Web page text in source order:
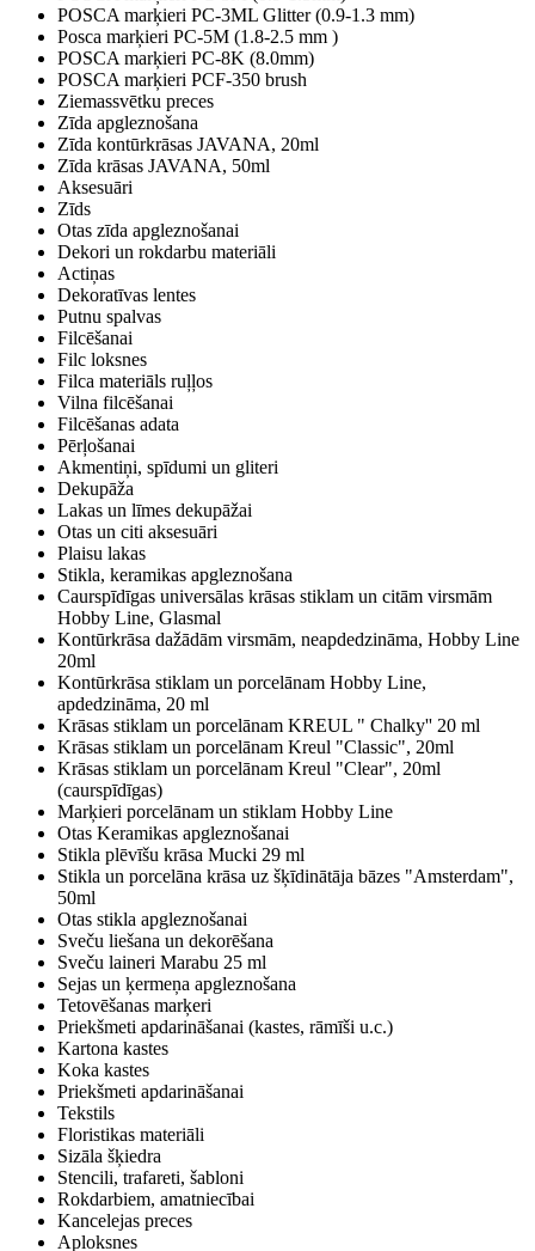
POSCA marķieri PC-3ML Glitter (0.9-1.3 mm)
Posca marķieri PC-5M (1.8-2.5 mm )
POSCA marķieri PC-8K (8.0mm)
POSCA marķieri PCF-350 brush
Ziemassvētku preces
Zīda apgleznošana
Zīda kontūrkrāsas JAVANA, 20ml
Zīda krāsas JAVANA, 50ml
Aksesuāri
Zīds
Otas zīda apgleznošanai
Dekori un rokdarbu materiāli
Actiņas
Dekoratīvas lentes
Putnu spalvas
Filcēšanai
Filc loksnes
Filca materiāls ruļļos
Vilna filcēšanai
Filcēšanas adata
Pērļošanai
Akmentiņi, spīdumi un gliteri
Dekupāža
Lakas un līmes dekupāžai
Otas un citi aksesuāri
Plaisu lakas
Stikla, keramikas apgleznošana
Caurspīdīgas universālas krāsas stiklam un citām virsmām
Hobby Line, Glasmal
Kontūrkrāsa dažādām virsmām, neapdedzināma, Hobby Line
20ml
Kontūrkrāsa stiklam un porcelānam Hobby Line,
apdedzināma, 20 ml
Krāsas stiklam un porcelānam KREUL " Chalky'' 20 ml
Krāsas stiklam un porcelānam Kreul "Classic", 20ml
Krāsas stiklam un porcelānam Kreul "Clear", 20ml
(caurspīdīgas)
Marķieri porcelānam un stiklam Hobby Line
Otas Keramikas apgleznošanai
Stikla plēvīšu krāsa Mucki 29 ml
Stikla un porcelāna krāsa uz šķīdinātāja bāzes "Amsterdam",
50ml
Otas stikla apgleznošanai
Sveču liešana un dekorēšana
Sveču laineri Marabu 25 ml
Sejas un ķermeņa apgleznošana
Tetovēšanas marķeri
Priekšmeti apdarināšanai (kastes, rāmīši u.c.)
Kartona kastes
Koka kastes
Priekšmeti apdarināšanai
Tekstils
Floristikas materiāli
Sizāla šķiedra
Stencili, trafareti, šabloni
Rokdarbiem, amatniecībai
Kancelejas preces
Aploksnes